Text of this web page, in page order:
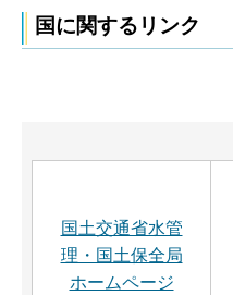
国に関するリンク
国土交通省水管
理・国土保全局
ホームページ